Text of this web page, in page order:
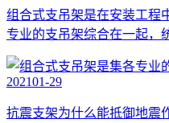
组合式支吊架是在安装工程
专业的支吊架综合在一起
202101-29
抗震支架为什么能抵御地震